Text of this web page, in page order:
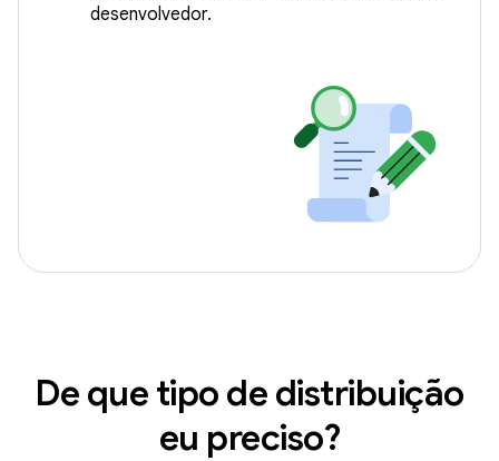
desenvolvedor.
De que tipo de distribuição
eu preciso?